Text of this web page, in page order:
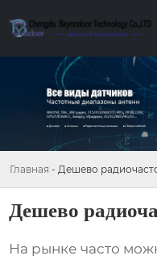
Главная - Дешево
Дешево
На рынке часто